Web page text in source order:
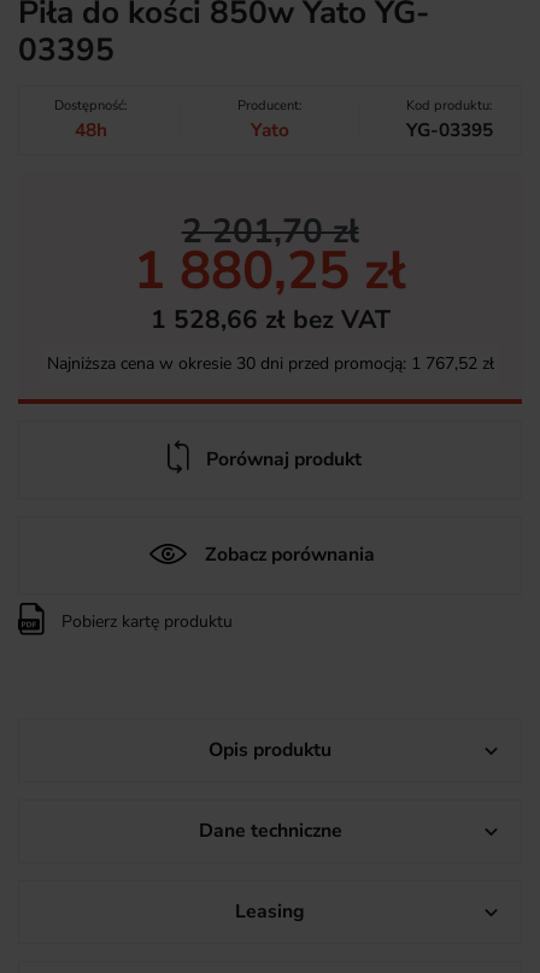
Piła do kości 850w Yato YG-
03395
Dostępność:
48h
Producent:
Yato
Kod produktu:
YG-03395
2 201,70 zł
1 880,25 zł
1 528,66 zł bez VAT
Najniższa cena w okresie 30 dni przed promocją: 1 767,52 zł
Porównaj produkt
Zobacz porównania
Pobierz kartę produktu
Opis produktu 
Dane techniczne 
Leasing 